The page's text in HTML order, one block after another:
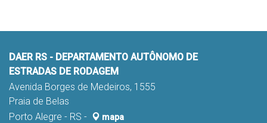
DAER RS - DEPARTAMENTO AUTÔNOMO DE
ESTRADAS DE RODAGEM
Avenida Borges de Medeiros, 1555
Praia de Belas
Porto Alegre - RS -
mapa